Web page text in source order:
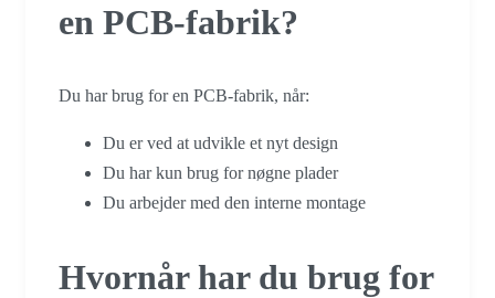
en PCB-fabrik?
Du har brug for en PCB-fabrik, når:
Du er ved at udvikle et nyt design
Du har kun brug for nøgne plader
Du arbejder med den interne montage
Hvornår har du brug for